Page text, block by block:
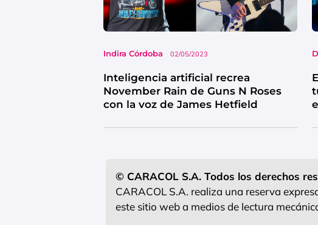
Indira Córdoba 02/05/2023
Inteligencia artificial recrea
November Rain de Guns N Roses
con la voz de James Hetfield
© CARACOL S.A. Todos los derechos
CARACOL S.A. realiza una reserva
este sitio web a medios de lectura